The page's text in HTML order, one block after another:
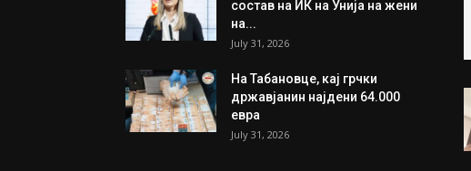
состав на ИК на Унија на жени
на...
July 31, 2026
На Табановце, кај грчки
државјанин најдени 64.000
евра
July 31, 2026